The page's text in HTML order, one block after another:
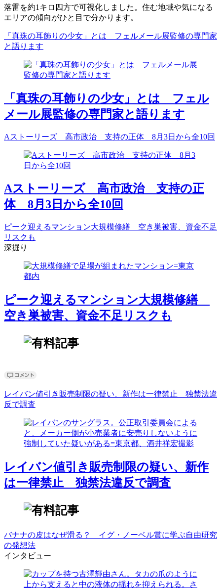
落雷を約1キロ四方で可視化しました。住む地域や気になる
エリアの傾向がひと目で分かります。
「真珠の耳飾りの少女」とは フェルメール展監修の専門家
と語ります
「真珠の耳飾りの少女」とは フェル
メール展監修の専門家と語ります
Aストーリーズ 高市政治 支持の正体 8月3日から全10回
Aストーリーズ 高市政治 支持の正
体 8月3日から全10回
ピーク迎えるマンション大規模修繕 空き巣被害、資金不足
リスクも
深掘り
ピーク迎えるマンション大規模修繕
空き巣被害、資金不足リスクも
レイバン値引き販売制限の疑い、新作は一律禁止 独禁法違
反で調査
レイバン値引き販売制限の疑い、新作
は一律禁止 独禁法違反で調査
バナナの皮はなぜ滑る？ イグ・ノーベル賞に学ぶ自由研究
の発想法
インタビュー